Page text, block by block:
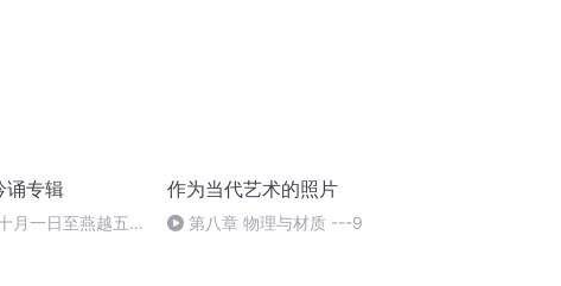
诵专辑
月一日至燕越五
作为当代艺术的照片
第八章 物理与材质 ---9